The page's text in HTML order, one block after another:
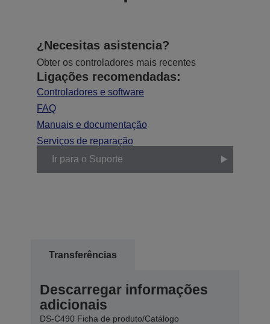
¿Necesitas asistencia?
Obter os controladores mais recentes
Ligações recomendadas:
Controladores e software
FAQ
Manuais e documentação
Serviços de reparação
Ir para o Suporte
Transferências
Descarregar informações
adicionais
DS-C490 Ficha de produto/Catálogo